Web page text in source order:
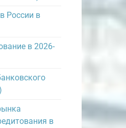
России в
в 2026-
в